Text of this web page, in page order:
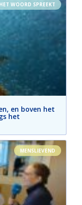
HET WOORD SPREEKT
en boven het
het
MENSLIEVEND